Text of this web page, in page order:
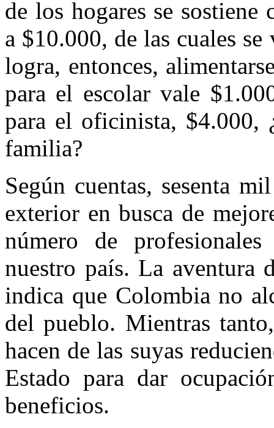
de los hogares se sostiene
a $10.000, de las cuales
logra, entonces,
para el escolar va­le
para el oficinista, $4.000,
familia?
Según cuentas, sesenta
exterior en busca de
número de
nuestro país. La aventura
indica que Colombia no
del pueblo. Mientras
hacen de las suyas
Estado para dar
beneficios.